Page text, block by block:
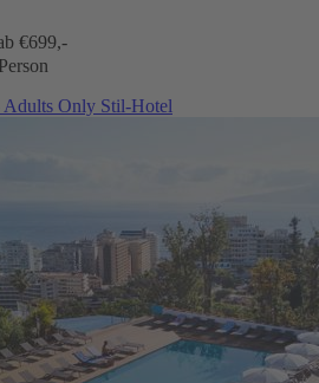
€699,-
Only Stil-Hotel